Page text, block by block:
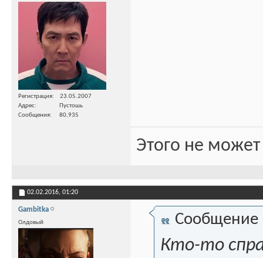
Регистрация
23.05.2007
Адрес
Пустошь
Сообщения
80,935
Этого не
02.02.2016, 01:20
Gambitka
Олдовый Сообщение
Кто-то